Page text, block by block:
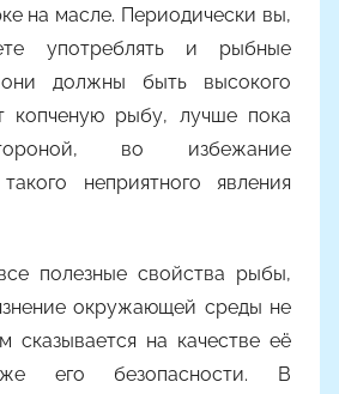
на масле. Периодически вы,
употреблять и рыбные
должны быть высокого
копченую рыбу, лучше пока
во избежание
неприятного явления
полезные свойства рыбы,
окружающей среды не
сказывается на качестве её
его безопасности. В